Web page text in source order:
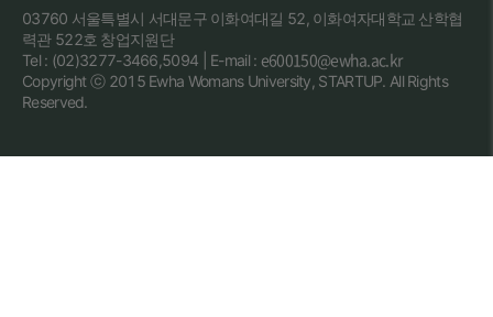
03760 서울특별시 서대문구 이화여대길 52, 이화여자대학교 산학협
력관 522호 창업지원단
Tel : (02)3277-3466,5094 | E-mail : e600150@ewha.ac.kr
Copyright ⓒ 2015 Ewha Womans University, STARTUP. All Rights
Reserved.